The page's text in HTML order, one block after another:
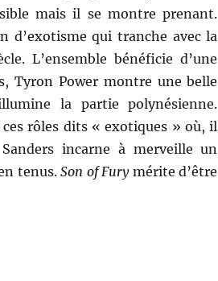
mais il se montre prenant.
d’exotisme qui tranche avec la
L’ensemble bénéficie d’une
Tyron Power montre une belle
la partie polynésienne.
rôles dits « exotiques » où, il
incarne à merveille un
tenus.Son of Furymérite d’être